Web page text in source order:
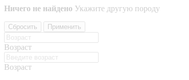
Ничего не найдено Укажите другую породу
Сбросить Применить
Возраст
Возраст